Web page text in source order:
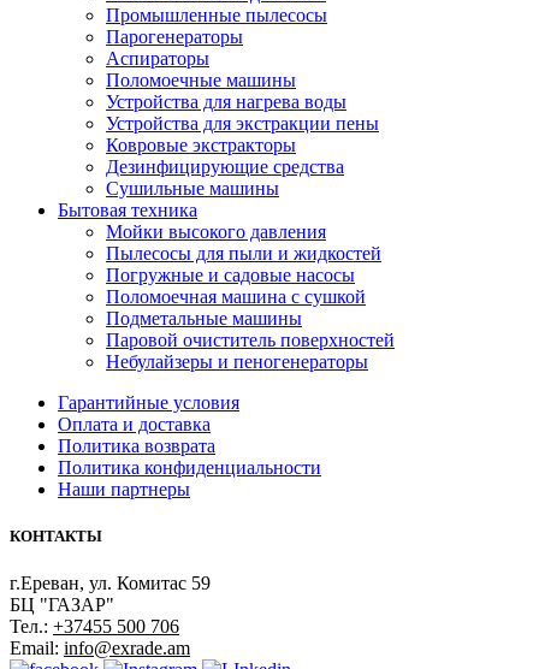
Промышленные пылесосы
Парогенераторы
Аспираторы
Поломоечные машины
Устройства для нагрева воды
Устройства для экстракции пены
Ковровые экстракторы
Дезинфицирующие средства
Сушильные машины
Бытовая техника
Мойки высокого давления
Пылесосы для пыли и жидкостей
Погружные и садовые насосы
Поломоечная машина с сушкой
Подметальные машины
Паровой очиститель поверхностей
Небулайзеры и пеногенераторы
Гарантийные условия
Оплата и доставка
Политика возврата
Политика конфиденциальности
Наши партнеры
КОНТАКТЫ
г.Ереван, ул. Комитас 59
БЦ "ГАЗАР"
Тел.: +37455 500 706
Email: info@exrade.am